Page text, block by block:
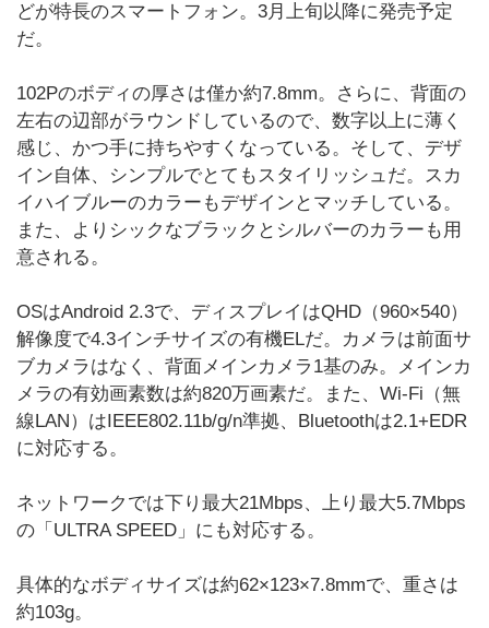
どが特長のスマートフォン。3月上旬以降に発売予定
だ。
102Pのボディの厚さは僅か約7.8mm。さらに、背面の
左右の辺部がラウンドしているので、数字以上に薄く
感じ、かつ手に持ちやすくなっている。そして、デザ
イン自体、シンプルでとてもスタイリッシュだ。スカ
イハイブルーのカラーもデザインとマッチしている。
また、よりシックなブラックとシルバーのカラーも用
意される。
OSはAndroid 2.3で、ディスプレイはQHD（960×540）
解像度で4.3インチサイズの有機ELだ。カメラは前面サ
ブカメラはなく、背面メインカメラ1基のみ。メインカ
メラの有効画素数は約820万画素だ。また、Wi-Fi（無
線LAN）はIEEE802.11b/g/n準拠、Bluetoothは2.1+EDR
に対応する。
ネットワークでは下り最大21Mbps、上り最大5.7Mbps
の「ULTRA SPEED」にも対応する。
具体的なボディサイズは約62×123×7.8mmで、重さは
約103g。